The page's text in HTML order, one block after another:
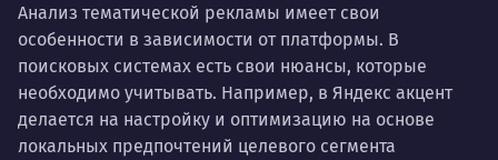
Анализ тематической рекламы имеет свои
особенности в зависимости от платформы. В
поисковых системах есть свои нюансы, которые
необходимо учитывать. Например, в Яндекс акцент
делается на настройку и оптимизацию на основе
локальных предпочтений целевого сегмента